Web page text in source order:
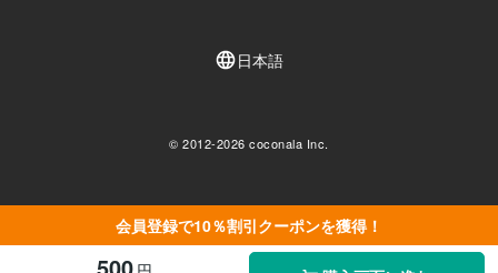
会員登録で10％割引クーポンを獲得！